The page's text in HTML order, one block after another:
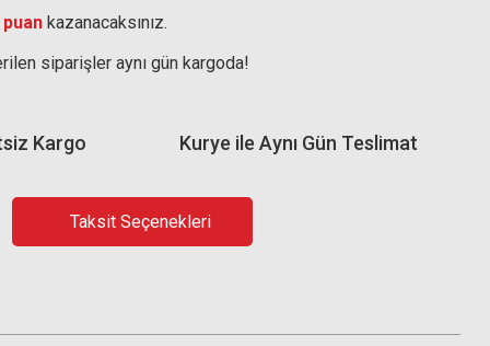
puan kazanacaksınız.
siparişler aynı gün kargoda!
Kurye ile Aynı Gün Teslimat
Kargo
Taksit Seçenekleri